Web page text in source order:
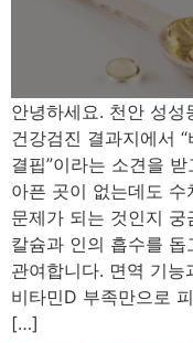
안녕하세요. 천안 성성
건강검진 결과지에서
결핍”이라는 소견을
아픈 곳이 없는데도
문제가 되는 것인지
칼슘과 인의 흡수를
관여합니다. 면역 기
비타민D 부족만으로
[…]